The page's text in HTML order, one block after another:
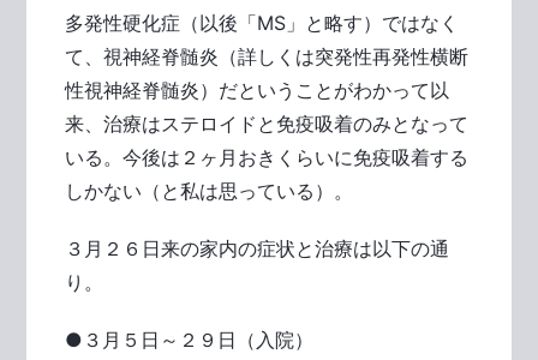
多発性硬化症（以後「MS」と略す）ではなく
て、視神経脊髄炎（詳しくは突発性再発性横断
性視神経脊髄炎）だということがわかって以
来、治療はステロイドと免疫吸着のみとなって
いる。今後は２ヶ月おきくらいに免疫吸着する
しかない（と私は思っている）。
３月２６日来の家内の症状と治療は以下の通
り。
●３月５日～２９日（入院）